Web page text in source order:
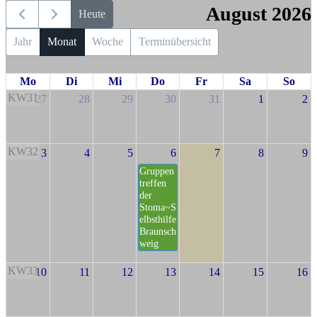
Heute August 2026
Jahr Monat Woche Terminübersicht
Mo Di Mi Do Fr Sa
So
KW3127 28 29 30 31 1 2
KW32 3 4 5 6
Gruppen
treffen
der
Stoma~S
elbsthilfe
Braunsch
weig
7 8 9
KW3310 11 12 13 14 15 16